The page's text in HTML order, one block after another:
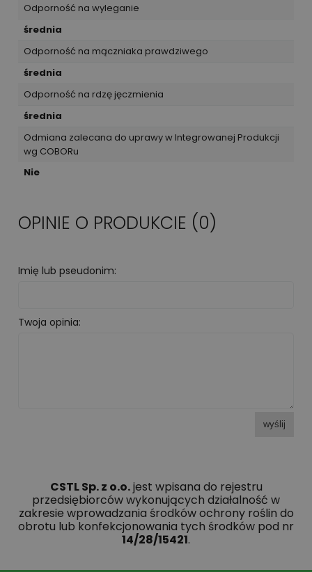
Odporność na wyleganie
średnia
Odporność na mączniaka prawdziwego
średnia
Odporność na rdzę jęczmienia
średnia
Odmiana zalecana do uprawy w Integrowanej Produkcji
wg COBORu
Nie
OPINIE O PRODUKCIE (0)
Imię lub pseudonim:
Twoja opinia:
wyślij
CSTL Sp. z o.o.jest wpisana do rejestru
przedsiębiorców wykonujących działalność w
zakresie wprowadzania środków ochrony roślin do
obrotu lub konfekcjonowania tych środków pod nr
14/28/15421.